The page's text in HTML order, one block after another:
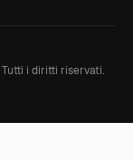
Tutti i diritti riservati.